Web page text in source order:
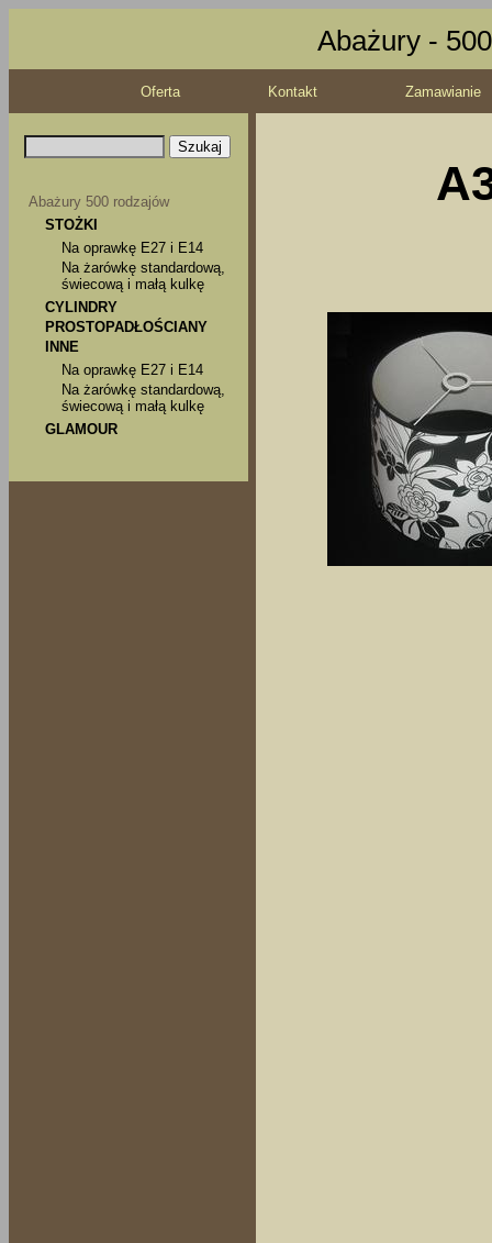
Abażury -
Oferta Kontakt Zamawianie
Abażury 500 rodzajów
STOŻKI
Na oprawkę E27 i E14
Na żarówkę standardową,
świecową i małą kulkę
CYLINDRY
PROSTOPADŁOŚCIANY
INNE
Na oprawkę E27 i E14
Na żarówkę standardową,
świecową i małą kulkę
GLAMOUR